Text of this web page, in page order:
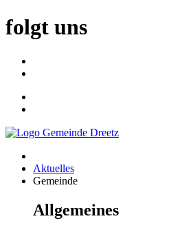
folgt uns
Aktuelles
Gemeinde
Allgemeines